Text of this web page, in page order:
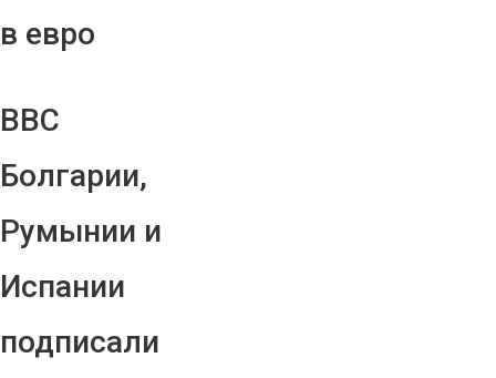
в евро
ВВС
Болгарии,
Румынии и
Испании
подписали